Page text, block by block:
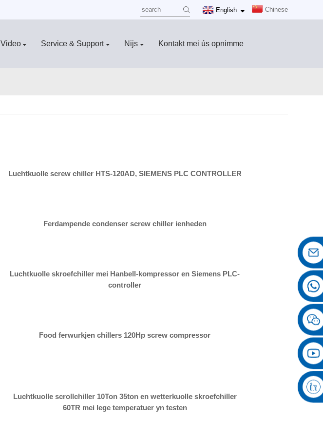
English Chinese
Video Service & Support Nijs Kontakt mei ús opnimme
Luchtkuolle screw chiller HTS-120AD, SIEMENS PLC CONTROLLER
Ferdampende condenser screw chiller ienheden
Luchtkuolle skroefchiller mei Hanbell-kompressor en Siemens PLC-
controller
Food ferwurkjen chillers 120Hp screw compressor
Luchtkuolle scrollchiller 10Ton 35ton en wetterkuolle skroefchiller
60TR mei lege temperatuer yn testen